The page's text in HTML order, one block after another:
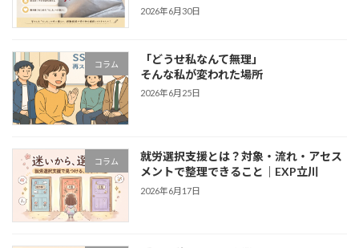
2026年6月30日
コラム
「どうせ私なんて無理」
そんな私が変われた場所
2026年6月25日
コラム
就労選択支援とは？対象・流れ・アセス
メントで整理できること｜EXP立川
2026年6月17日